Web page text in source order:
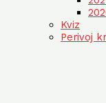
Kviz
Perivoj